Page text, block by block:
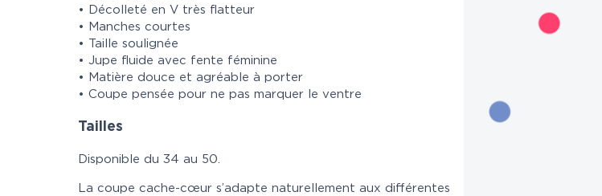
• Décolleté en V très flatteur
• Manches courtes
• Taille soulignée
• Jupe fluide avec fente féminine
• Matière douce et agréable à porter
• Coupe pensée pour ne pas marquer le ventre
Tailles
Disponible du 34 au 50.
La coupe cache-cœur s’adapte naturellement aux différentes